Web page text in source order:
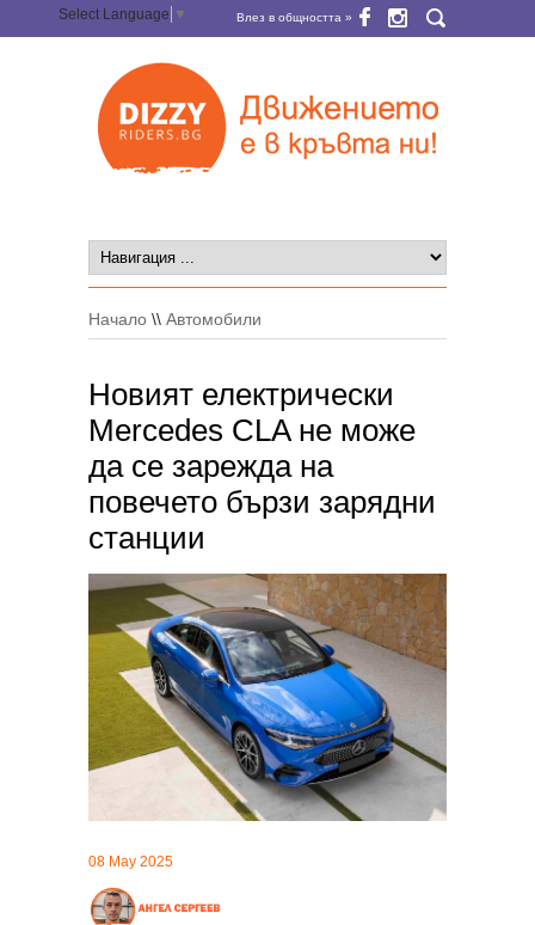
Select Language ▼ Влез в общността »
Начало \\ Автомобили
Новият електрически
Mercedes CLA не може
да се зарежда на
повечето бързи зарядни
станции
08 May 2025